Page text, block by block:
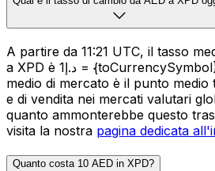
A partire da 11:21 UTC, il tasso
a XPD è د.إ1 = {toCurrencySymbol}0.00019. Il tasso
medio di mercato è il punto medio
e di vendita nei mercati valutari
quanto ammonterebbe questo
visita la nostra pagina dedicata
Quanto costa 10 AED in XPD?